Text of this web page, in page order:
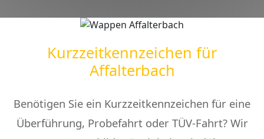
Kurzzeitkennzeichen für
Affalterbach
Benötigen Sie ein Kurzzeitkennzeichen für eine
Überführung, Probefahrt oder TÜV-Fahrt? Wir